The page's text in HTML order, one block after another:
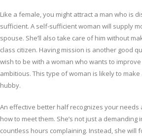
Like a female, you might attract a man who is
sufficient. A self-sufficient woman will supply
spouse. She’ll also take care of him without
class citizen. Having mission is another good
wish to be with a woman who wants to
ambitious. This type of woman is likely to
hubby.
An effective better half recognizes your needs
how to meet them. She’s not just a
countless hours complaining. Instead, she will